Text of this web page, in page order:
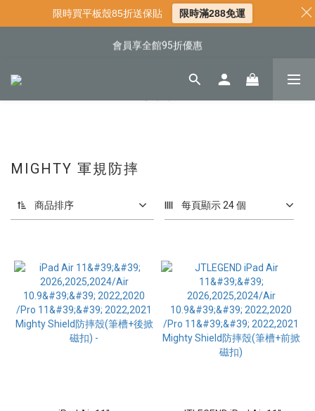
📍新客首購現折$50｜加入會員立即領取
📌年中下殺 手機殼3折起
會員享全館95折優惠
📍新客首購現折$50｜加入會員立即領取
MIGHTY 軍規防摔
商品排序 每頁顯示 24 個
限時買平板殼85折送保貼 限時滿288免運